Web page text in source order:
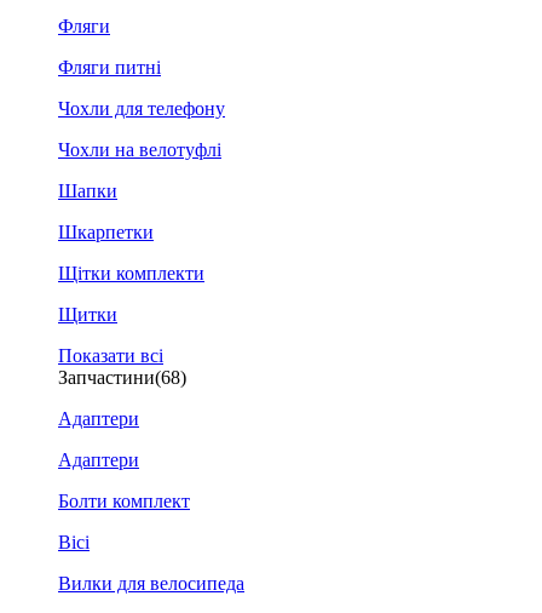
Фляги
Фляги питні
Чохли для телефону
Чохли на велотуфлі
Шапки
Шкарпетки
Щітки комплекти
Щитки
Показати всі
Запчастини(68)
Адаптери
Адаптери
Болти комплект
Вісі
Вилки для велосипеда